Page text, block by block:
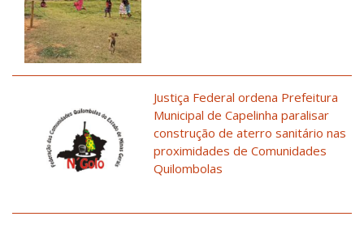
Justiça Federal ordena Prefeitura
Municipal de Capelinha paralisar
construção de aterro sanitário nas
proximidades de Comunidades
Quilombolas